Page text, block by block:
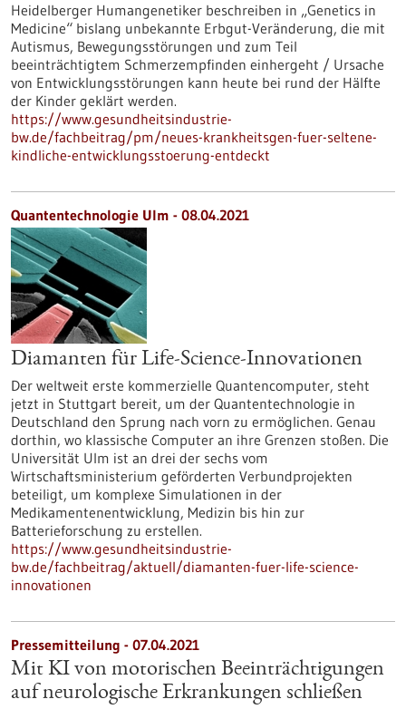
Heidelberger Humangenetiker beschreiben in „Genetics in
Medicine“ bislang unbekannte Erbgut-Veränderung, die mit
Autismus, Bewegungsstörungen und zum Teil
beeinträchtigtem Schmerzempfinden einhergeht / Ursache
von Entwicklungsstörungen kann heute bei rund der Hälfte
der Kinder geklärt werden.
https://www.gesundheitsindustrie-
bw.de/fachbeitrag/pm/neues-krankheitsgen-fuer-seltene-
kindliche-entwicklungsstoerung-entdeckt
Quantentechnologie Ulm - 08.04.2021
Diamanten für Life-Science-Innovationen
Der weltweit erste kommerzielle Quantencomputer, steht
jetzt in Stuttgart bereit, um der Quantentechnologie in
Deutschland den Sprung nach vorn zu ermöglichen. Genau
dorthin, wo klassische Computer an ihre Grenzen stoßen. Die
Universität Ulm ist an drei der sechs vom
Wirtschaftsministerium geförderten Verbundprojekten
beteiligt, um komplexe Simulationen in der
Medikamentenentwicklung, Medizin bis hin zur
Batterieforschung zu erstellen.
https://www.gesundheitsindustrie-
bw.de/fachbeitrag/aktuell/diamanten-fuer-life-science-
innovationen
Pressemitteilung - 07.04.2021
Mit KI von motorischen Beeinträchtigungen
auf neurologische Erkrankungen schließen